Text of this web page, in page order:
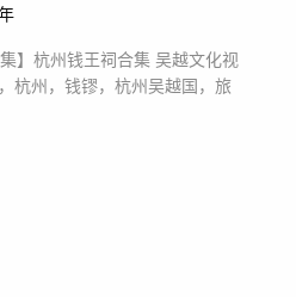
集】杭州钱王祠合集 吴越文化视
杭州，钱镠，杭州吴越国，旅